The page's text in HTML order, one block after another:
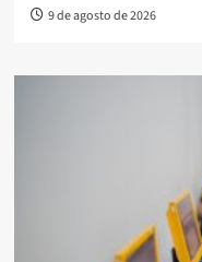
9 de agosto de 2026